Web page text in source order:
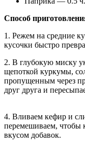
Способ
1. Режем на средние
кусочки быстро
2. В глубокую миску
щепоткой куркумы,
пропущенным через
друг друга и
4. Вливаем кефир и
перемешиваем, чтобы
вкусом добавок.